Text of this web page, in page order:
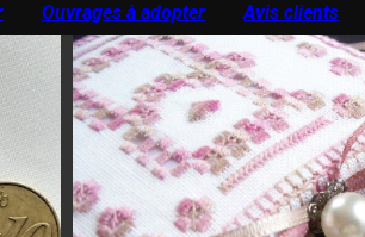
Ouvrages à adopter Avis clients